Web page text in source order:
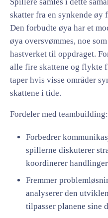
skatter fra en synkende øy
Den forbudte øya har et
øya oversvømmes, noe
hastverket til oppdraget.
alle fire skattene og flykte
taper hvis visse områder
skattene i tide.
Fordeler med teambuilding:
Forbedrer
spillerne diskuterer
koordinerer handlinger
Fremmer
analyserer den
tilpasser planene sine